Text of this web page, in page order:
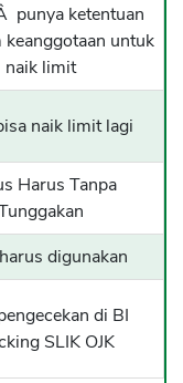
punya ketentuan
untuk
naik limit
naik limit lagi
Harus Tanpa
digunakan
di BI
SLIK OJK